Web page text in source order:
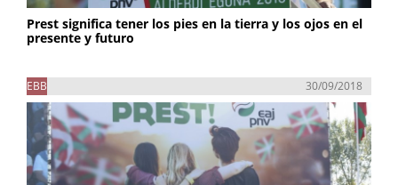
Prest significa tener los pies en la tierra y los ojos en el
presente y futuro
EBB 30/09/2018